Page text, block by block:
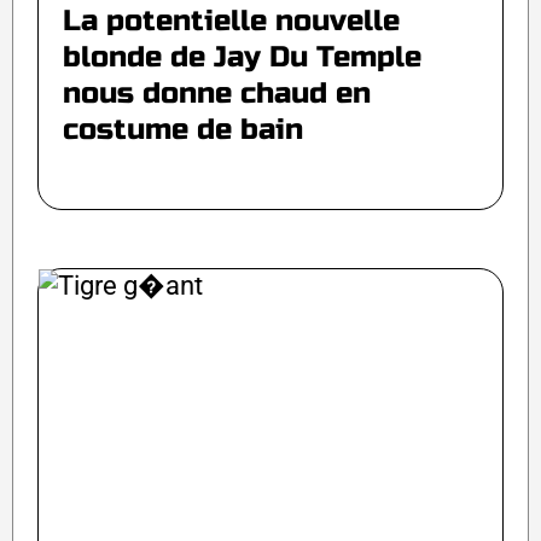
La potentielle nouvelle
blonde de Jay Du Temple
nous donne chaud en
costume de bain